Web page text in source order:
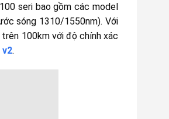
seri bao gồm các model
sóng 1310/1550nm). Với
100km với độ chính xác
v2.